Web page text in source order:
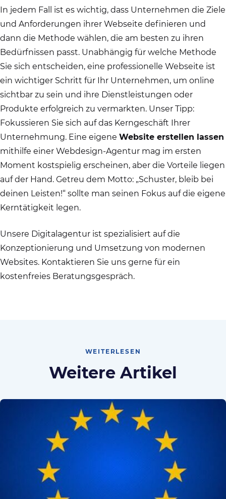
In jedem Fall ist es wichtig, dass Unternehmen die Ziele
und Anforderungen ihrer Webseite definieren und
dann die Methode wählen, die am besten zu ihren
Bedürfnissen passt. Unabhängig für welche Methode
Sie sich entscheiden, eine professionelle Webseite ist
ein wichtiger Schritt für Ihr Unternehmen, um online
sichtbar zu sein und ihre Dienstleistungen oder
Produkte erfolgreich zu vermarkten. Unser Tipp:
Fokussieren Sie sich auf das Kerngeschäft Ihrer
Unternehmung. Eine eigene Website erstellen lassen
mithilfe einer Webdesign-Agentur mag im ersten
Moment kostspielig erscheinen, aber die Vorteile liegen
auf der Hand. Getreu dem Motto: „Schuster, bleib bei
deinen Leisten!“ sollte man seinen Fokus auf die eigene
Kerntätigkeit legen.
Unsere Digitalagentur ist spezialisiert auf die
Konzeptionierung und Umsetzung von modernen
Websites. Kontaktieren Sie uns gerne für ein
kostenfreies Beratungsgespräch.
WEITERLESEN
Weitere Artikel